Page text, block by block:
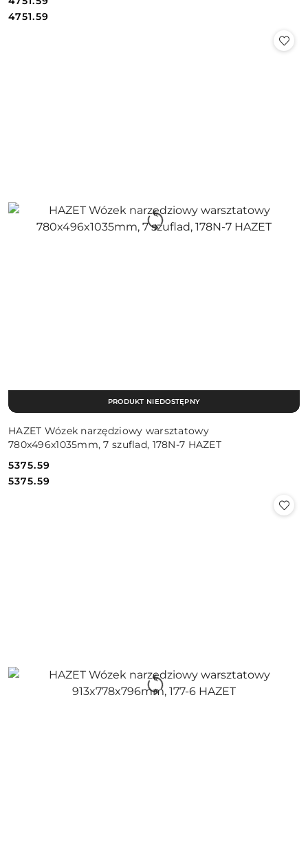
Cena:
Cena:
4751.59
HAZET Wózek narzędziowy warsztatowy
780x496x1035mm, 7 szuflad, 178N-7 HAZET
Cena:
5375.59
Cena:
5375.59
PRODUKT NIEDOSTĘPNY